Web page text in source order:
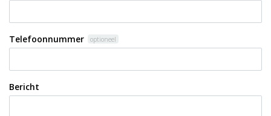
Telefoonnummer optioneel
Bericht